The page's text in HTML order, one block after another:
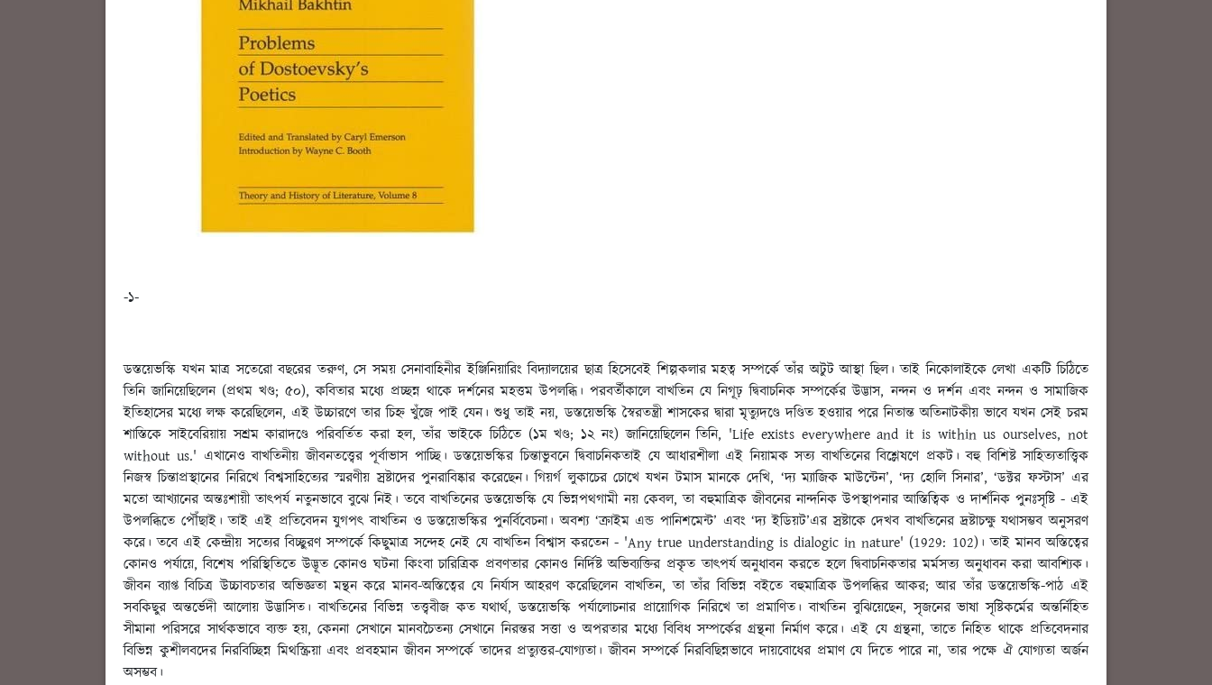
-১-
ডস্তয়েভস্কি যখন মাত্র সতেরো বছরের তরুণ, সে সময় সেনাবাহিনীর ইঞ্জিনিয়ারিং বিদ্যালয়ের ছাত্র হিসেবেই শিল্পকলার মহত্ব সম্পর্কে তাঁর অটুট আস্থা ছিল। তাই নিকোলাইকে লেখা একটি চিঠিতে
তিনি জানিয়েছিলেন (প্রথম খণ্ড; ৫০), কবিতার মধ্যে প্রচ্ছন্ন থাকে দর্শনের মহত্তম উপলব্ধি। পরবর্তীকালে বাখতিন যে নিগূঢ় দ্বিবাচনিক সম্পর্কের উদ্ভাস, নন্দন ও দর্শন এবং নন্দন ও সামাজিক
ইতিহাসের মধ্যে লক্ষ করেছিলেন, এই উচ্চারণে তার চিহ্ন খুঁজে পাই যেন। শুধু তাই নয়, ডস্তয়েভস্কি স্বৈরতন্ত্রী শাসকের দ্বারা মৃত্যুদণ্ডে দণ্ডিত হওয়ার পরে নিতান্ত অতিনাটকীয় ভাবে যখন সেই চরম
শাস্তিকে সাইবেরিয়ায় সশ্রম কারাদণ্ডে পরিবর্তিত করা হল, তাঁর ভাইকে চিঠিতে (১ম খণ্ড; ১২ নং) জানিয়েছিলেন তিনি, 'Life exists everywhere and it is within us ourselves, not
without us.' এখানেও বাখতিনীয় জীবনতত্ত্বের পূর্বাভাস পাচ্ছি। ডস্তয়েভস্কির চিন্তাভুবনে দ্বিবাচনিকতাই যে আধারশীলা এই নিয়ামক সত্য বাখতিনের বিশ্লেষণে প্রকট। বহু বিশিষ্ট সাহিত্যতাত্ত্বিক
নিজস্ব চিন্তাপ্রস্থানের নিরিখে বিশ্বসাহিত্যের স্মরণীয় স্রষ্টাদের পুনরাবিষ্কার করেছেন। গিয়র্গ লুকাচের চোখে যখন টমাস মানকে দেখি, ‘দ্য ম্যাজিক মাউন্টেন’, ‘দ্য হোলি সিনার’, ‘ডক্টর ফস্টাস’ এর
মতো আখ্যানের অন্তঃশায়ী তাৎপর্য নতুনভাবে বুঝে নিই। তবে বাখতিনের ডস্তয়েভস্কি যে ভিন্নপথগামী নয় কেবল, তা বহুমাত্রিক জীবনের নান্দনিক উপস্থাপনার আস্তিত্বিক ও দার্শনিক পুনঃসৃষ্টি - এই
উপলব্ধিতে পৌঁছাই। তাই এই প্রতিবেদন যুগপৎ বাখতিন ও ডস্তয়েভস্কির পুনর্বিবেচনা। অবশ্য ‘ক্রাইম এন্ড পানিশমেন্ট’ এবং ‘দ্য ইডিয়ট’এর স্রষ্টাকে দেখব বাখতিনের দ্রষ্টাচক্ষু যথাসম্ভব অনুসরণ
করে। তবে এই কেন্দ্রীয় সত্যের বিচ্ছুরণ সম্পর্কে কিছুমাত্র সন্দেহ নেই যে বাখতিন বিশ্বাস করতেন - 'Any true understanding is dialogic in nature' (1929: 102)। তাই মানব অস্তিত্বের
কোনও পর্যায়ে, বিশেষ পরিস্থিতিতে উদ্ভূত কোনও ঘটনা কিংবা চারিত্রিক প্রবণতার কোনও নির্দিষ্ট অভিব্যক্তির প্রকৃত তাৎপর্য অনুধাবন করতে হলে দ্বিবাচনিকতার মর্মসত্য অনুধাবন করা আবশ্যিক।
জীবন ব্যাপ্ত বিচিত্র উচ্চাবচতার অভিজ্ঞতা মন্থন করে মানব-অস্তিত্বের যে নির্যাস আহরণ করেছিলেন বাখতিন, তা তাঁর বিভিন্ন বইতে বহুমাত্রিক উপলব্ধির আকর; আর তাঁর ডস্তয়েভস্কি-পাঠ এই
সবকিছুর অন্তর্ভেদী আলোয় উদ্ভাসিত। বাখতিনের বিভিন্ন তত্ত্ববীজ কত যথার্থ, ডস্তয়েভস্কি পর্যালোচনার প্রায়োগিক নিরিখে তা প্রমাণিত। বাখতিন বুঝিয়েছেন, সৃজনের ভাষা সৃষ্টিকর্মের অন্তর্নিহিত
সীমানা পরিসরে সার্থকভাবে ব্যক্ত হয়, কেননা সেখানে মানবচৈতন্য সেখানে নিরন্তর সত্তা ও অপরতার মধ্যে বিবিধ সম্পর্কের গ্রন্থনা নির্মাণ করে। এই যে গ্রন্থনা, তাতে নিহিত থাকে প্রতিবেদনার
বিভিন্ন কুশীলবদের নিরবিচ্ছিন্ন মিথস্ক্রিয়া এবং প্রবহমান জীবন সম্পর্কে তাদের প্রত্যুত্তর-যোগ্যতা। জীবন সম্পর্কে নিরবিছিন্নভাবে দায়বোধের প্রমাণ যে দিতে পারে না, তার পক্ষে ঐ যোগ্যতা অর্জন
অসম্ভব।